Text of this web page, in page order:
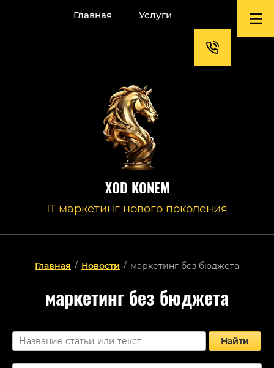
XOD KONEM
IT маркетинг нового поколения
Главная Услуги
Главная / Новости / маркетинг без бюджета
маркетинг без бюджета
Найти